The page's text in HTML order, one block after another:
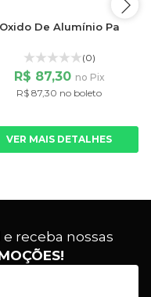
Oxido De Alumínio Pa
(0)
R$ 87,30 no Pix
R$ 87,30 no boleto
VER MAIS DETALHES
receba nossas